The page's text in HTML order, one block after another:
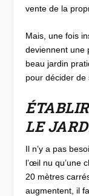
vente de la
Mais, une fois
deviennent une
beau jardin
pour décider de
LE
Il n’y a pas
l’œil nu qu’une
20 mètres
augmentent, il